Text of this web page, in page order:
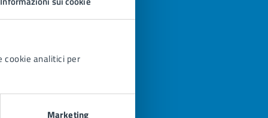
cookie analitici per
Marketing